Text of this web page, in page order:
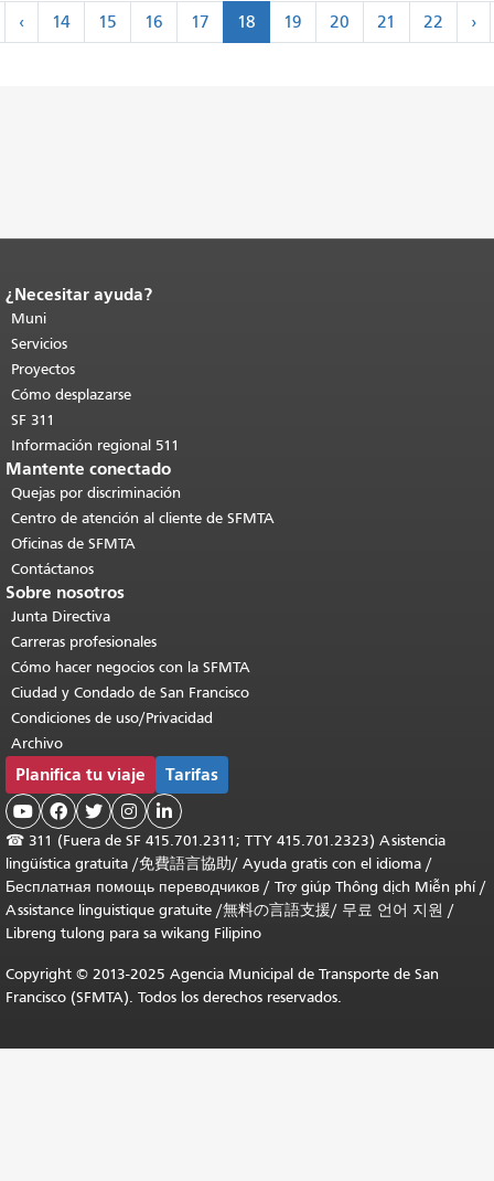
Paginación
‹<
anterior
14 15 16 17 18 19 20 21 22 ›
>
Fin del contenido de la página.
de esta página se repite en todas las
páginas.Volver al principio del
contenido principal
¿Necesitar ayuda?
Muni
Servicios
Proyectos
Cómo desplazarse
SF 311
Información regional 511
Mantente conectado
Quejas por discriminación
Centro de atención al cliente de SFMTA
Oficinas de SFMTA
Contáctanos
Sobre nosotros
Junta Directiva
Carreras profesionales
Cómo hacer negocios con la SFMTA
Ciudad y Condado de San Francisco
Condiciones de uso/Privacidad
Archivo
Planifica tu viaje Tarifas
    
☎ 311 (Fuera de SF 415.701.2311; TTY 415.701.2323) Asistencia
lingüística gratuita /免費語言協助/ Ayuda gratis con el idioma /
Бесплатная помощь переводчиков / Trợ giúp Thông dịch Miễn phí/
Assistance linguistique gratuite /無料の言語支援/ 무료 언어 지원 /
Libreng tulong para sa wikang Filipino
Copyright © 2013-2025 Agencia Municipal de Transporte de San
Francisco (SFMTA). Todos los derechos reservados.